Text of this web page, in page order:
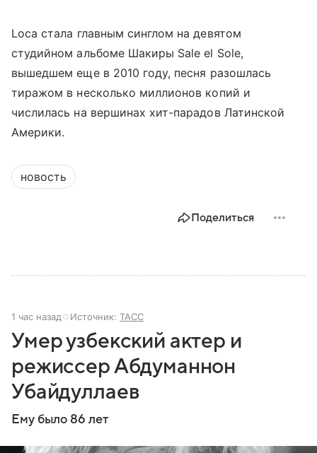
Loca стала главным синглом на девятом
студийном альбоме Шакиры Sale el Sole,
вышедшем еще в 2010 году, песня разошлась
тиражом в несколько миллионов копий и
числилась на вершинах хит-парадов Латинской
Америки.
новость
Поделиться
1 час назад Источник: ТАСС
Умер узбекский актер и
режиссер Абдуманнон
Убайдуллаев
Ему было 86 лет